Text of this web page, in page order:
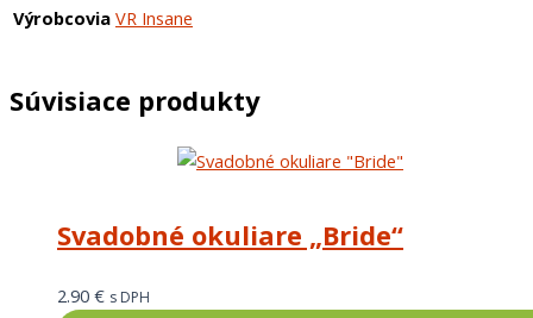
Výrobcovia VR Insane
Súvisiace produkty
Svadobné okuliare „Bride“
2.90 € s DPH